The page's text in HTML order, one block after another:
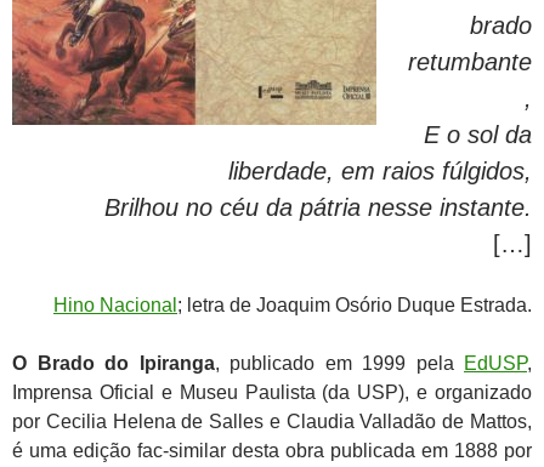
brado
retumbante
,
E o sol da
liberdade, em raios fúlgidos,
Brilhou no céu da pátria nesse instante.
[…]
Hino Nacional ; letra de Joaquim Osório Duque Estrada.
O Brado do Ipiranga, publicado em 1999 pela EdUSP,
Imprensa Oficial e Museu Paulista (da USP), e organizado
por Cecilia Helena de Salles e Claudia Valladão de Mattos,
é uma edição fac-similar desta obra publicada em 1888 por